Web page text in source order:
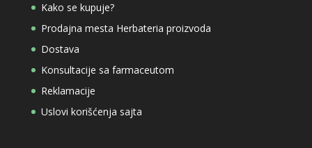
Kako se kupuje?
Prodajna mesta Herbateria proizvoda
Dostava
Konsultacije sa farmaceutom
Reklamacije
Uslovi korišćenja sajta